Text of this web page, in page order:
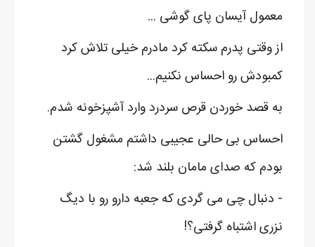
معمول آیسان پای گوشی ...
از وقتی پدرم سکته کرد مادرم خیلی تلاش کرد
کمبودش رو احساس نکنیم...
به قصد خوردن قرص سردرد وارد آشپزخونه شدم.
احساس بی حالی عجیبی داشتم مشغول گشتن
بودم که صدای مامان بلند شد:
- دنبال چی می گردی که جعبه دارو رو با دیگ
نزری اشتباه گرفتی؟!